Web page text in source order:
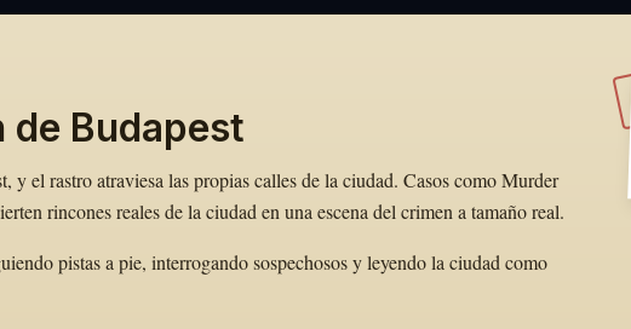
de Budapest
y el rastro atraviesa las propias calles de la ciudad. Casos como Murder
rincones reales de la ciudad en una escena del crimen a tamaño real.
pistas a pie, interrogando sospechosos y leyendo la ciudad como